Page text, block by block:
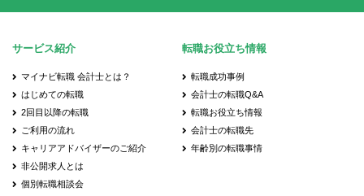
サービス紹介
マイナビ転職 会計士とは？
はじめての転職
2回目以降の転職
ご利用の流れ
キャリアアドバイザーのご紹介
非公開求人とは
個別転職相談会
転職お役立ち情報
転職成功事例
会計士の転職Q&A
転職お役立ち情報
会計士の転職先
年齢別の転職事情